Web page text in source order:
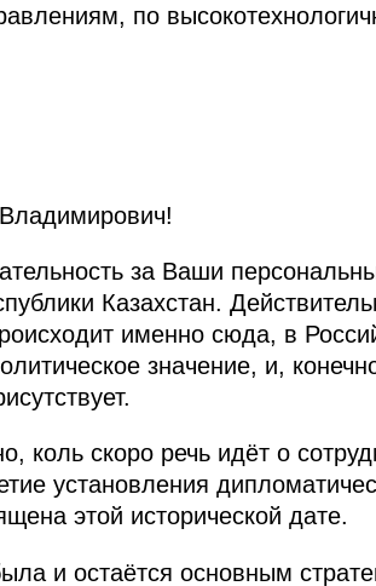
по
за Ваши
Казахстан.
именно сюда, в
значение, и,
коль скоро речь идёт о
установления
этой исторической дате.
и остаётся основным